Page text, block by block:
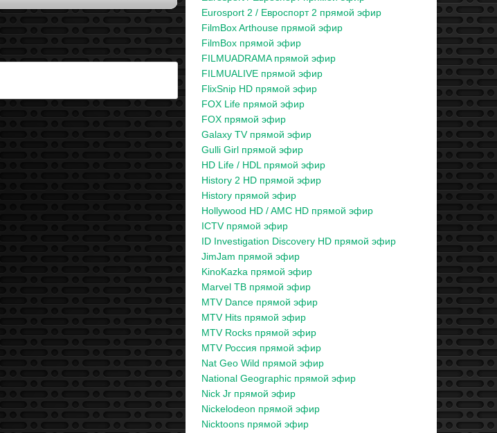
Eurosport 2 / Евроспорт 2 прямой эфир
FilmBox Arthouse прямой эфир
FilmBox прямой эфир
FILMUADRAMA прямой эфир
FILMUALIVE прямой эфир
FlixSnip HD прямой эфир
FOX Life прямой эфир
FOX прямой эфир
Galaxy TV прямой эфир
Gulli Girl прямой эфир
HD Life / HDL прямой эфир
History 2 HD прямой эфир
History прямой эфир
Hollywood HD / AMC HD прямой эфир
ICTV прямой эфир
ID Investigation Discovery HD прямой эфир
JimJam прямой эфир
KinoKazka прямой эфир
Marvel ТВ прямой эфир
MTV Dance прямой эфир
MTV Hits прямой эфир
MTV Rocks прямой эфир
MTV Россия прямой эфир
Nat Geo Wild прямой эфир
National Geographic прямой эфир
Nick Jr прямой эфир
Nickelodeon прямой эфир
Nicktoons прямой эфир